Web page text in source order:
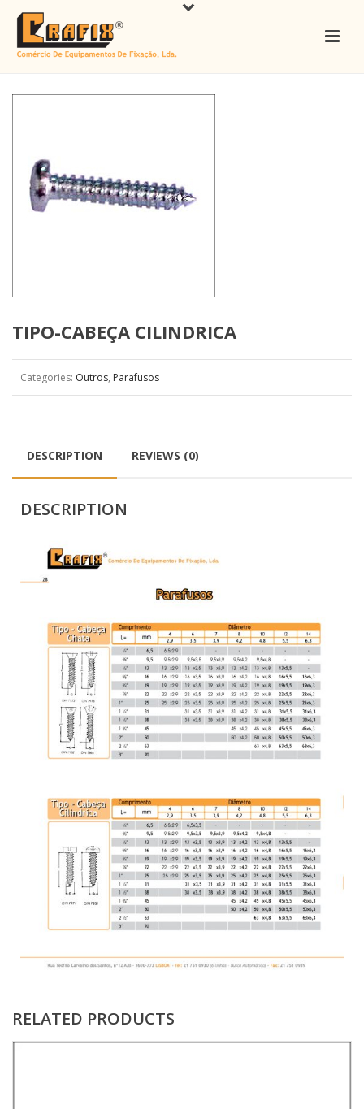
TIPO-CABEÇA CILINDRICA
Categories: Outros, Parafusos
DESCRIPTION REVIEWS (0)
DESCRIPTION
RELATED PRODUCTS